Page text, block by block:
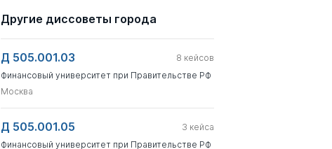
Другие диссоветы города
Д 505.001.03 8 кейсов
Финансовый университет при Правительстве РФ
Москва
Д 505.001.05 3 кейса
Финансовый университет при Правительстве РФ